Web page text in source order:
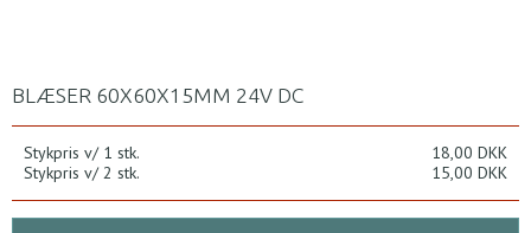
BLÆSER 60X60X15MM 24V DC
Stykpris v/ 1 stk.
18,00 DKK
Stykpris v/ 2 stk.
15,00 DKK